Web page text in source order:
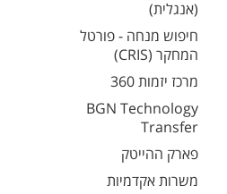
(אנגלית)
חיפוש מנחה - פורטל
המחקר (CRIS)
מרכז יזמות 360
BGN Technology
Transfer
פארק ההייטק
משרות אקדמיות